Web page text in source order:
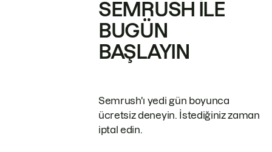
SEMRUSH ILE
BUGÜN
BAŞLAYIN
Semrush'ı yedi gün boyunca
ücretsiz deneyin. İstediğiniz zaman
iptal edin.